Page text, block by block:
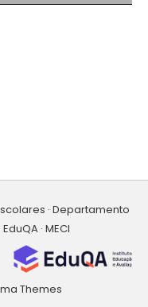
· Departamento
· MECI
Themes